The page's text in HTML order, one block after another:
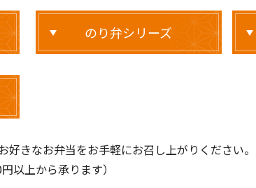
のり弁シリーズ
きなお弁当をお手軽にお召し上がりください。
以上から承ります）